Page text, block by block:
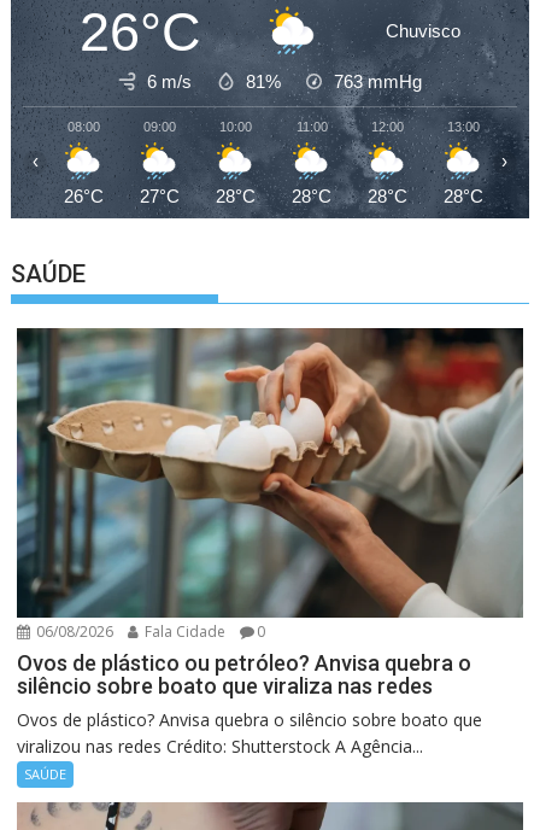
26°C Chuvisco
6 m/s 81% 763mmHg
08:00
26°C
09:00
27°C
10:00
28°C
11:00
28°C
12:00
28°C
13:00
28°C
‹ ›
SAÚDE
06/08/2026 Fala Cidade 0
Ovos de plástico ou petróleo? Anvisa quebra o
silêncio sobre boato que viraliza nas redes
Ovos de plástico? Anvisa quebra o silêncio sobre boato que
viralizou nas redes Crédito: Shutterstock A Agência...
SAÚDE